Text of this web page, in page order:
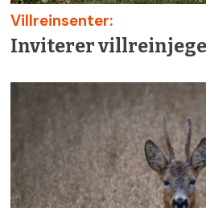
Villreinsenter:
Inviterer